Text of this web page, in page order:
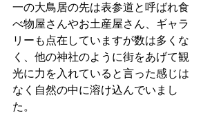
一の大鳥居の先は表参道と呼ばれ食
べ物屋さんやお土産屋さん、ギャラ
リーも点在していますが数は多くな
く、他の神社のように街をあげて観
光に力を入れていると言った感じは
なく自然の中に溶け込んでいまし
た。